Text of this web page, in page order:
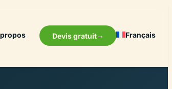
Devis gratuit Français